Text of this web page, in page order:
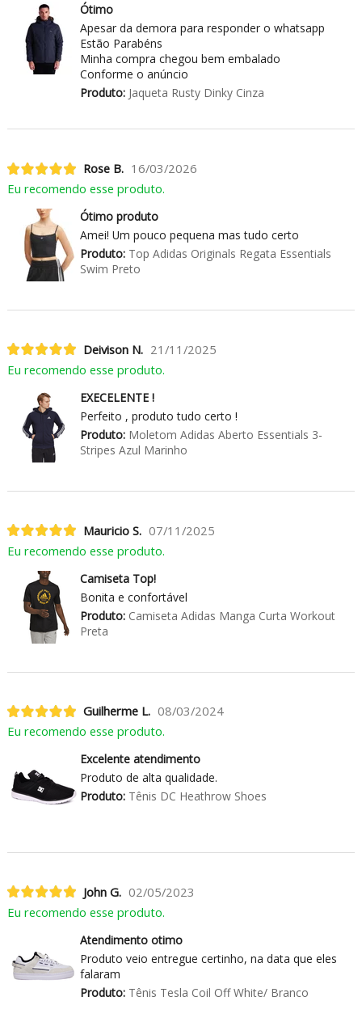
Ótimo
Apesar da demora para responder o whatsapp
Estão Parabéns
Minha compra chegou bem embalado
Conforme o anúncio
Produto:Jaqueta Rusty Dinky Cinza
Rose B. 16/03/2026
Eu recomendo esse produto.
Ótimo produto
Amei! Um pouco pequena mas tudo certo
Produto:Top Adidas Originals Regata Essentials
Swim Preto
Deivison N. 21/11/2025
Eu recomendo esse produto.
EXECELENTE !
Perfeito , produto tudo certo !
Produto:Moletom Adidas Aberto Essentials 3-
Stripes Azul Marinho
Mauricio S. 07/11/2025
Eu recomendo esse produto.
Camiseta Top!
Bonita e confortável
Produto:Camiseta Adidas Manga Curta Workout
Preta
Guilherme L. 08/03/2024
Eu recomendo esse produto.
Excelente atendimento
Produto de alta qualidade.
Produto:Tênis DC Heathrow Shoes
John G. 02/05/2023
Eu recomendo esse produto.
Atendimento otimo
Produto veio entregue certinho, na data que eles
falaram
Produto:Tênis Tesla Coil Off White/ Branco